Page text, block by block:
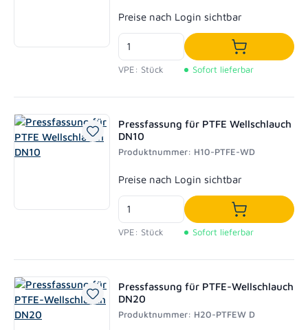
Regulärer Preis:
Preise nach Login sichtbar
VPE: Stück
In den
Sofort lieferbar
Pressfassung für PTFE Wellschlauch
DN10
Produktnummer: H10-PTFE-WD
Regulärer Preis:
Preise nach Login sichtbar
VPE: Stück
In den
Sofort lieferbar
Pressfassung für PTFE-Wellschlauch
DN20
Produktnummer: H20-PTFEW D